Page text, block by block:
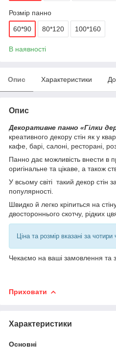
Розмір панно
60*90 80*120 100*160
В наявності
Опис Характеристики
Опис
Декоративне панно «Гілки
креативного декору стін як у
кафе, барі, салоні, ресторані,
Панно дає можливість внести в
оригінальне та цікаве, а також
У всьому світі такий декор стін
популярності.
Швидко й легко кріпиться на
двостороннього скотчу, рідких
Ціна та розмір вказані за
Чекаємо на ваші замовлення та
Приховати
Характеристики
Основні